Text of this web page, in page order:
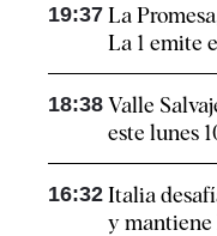
19:37 La
La 1 emite
18:38 Valle
este lunes
16:32 Italia
y mantiene